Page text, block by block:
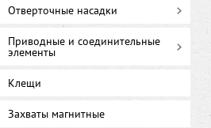
Отверточные насадки
Приводные и соединительные
элементы
Клещи
Захваты магнитные